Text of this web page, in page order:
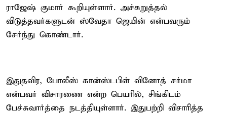
ராஜேஷ் குமார் கூறியுள்ளார். அச்சுறுத்தல்
விடுத்தவர்களுடன் ஸ்வேதா ஜெயின் என்பவரும்
சேர்ந்து கொண்டார்.
இதுதவிர, போலீஸ் கான்ஸ்டபிள் வினோத் சர்மா
என்பவர் விசாரணை என்ற பெயரில், சிங்கிடம்
பேச்சுவார்த்தை நடத்தியுள்ளார். இதுபற்றி விசாரித்த